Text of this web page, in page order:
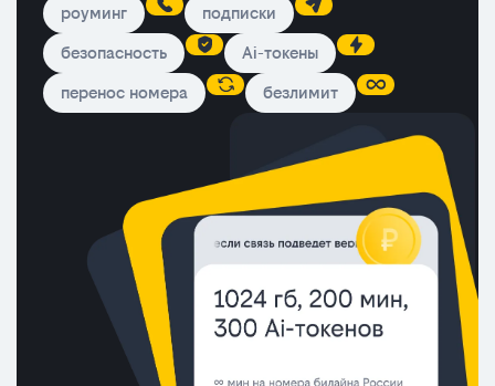
роуминг подписки
безопасность Ai-токены
перенос номера безлимит